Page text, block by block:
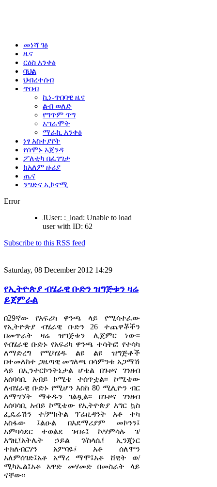
መነሻ ገፅ
ዜና
ርዕስ አንቀፅ
ባህል
ህብረተሰብ
ጥበብ
ኪነ-ጥበባዊ ዜና
ልብ ወለድ
የግጥም ጥግ
አግራሞት
ማራኪ አንቀፅ
ነፃ አስተያየት
የሰሞኑ አጀንዳ
ፖለቲካ በፈገግታ
ከአለም ዙሪያ
ጤና
ንግድና ኢኮኖሚ
Error
JUser: :_load: Unable to load
user with ID: 62
Subscribe to this RSS feed
Saturday, 08 December 2012 14:29
የኢትዮጵያ ብሄራዊ ቡድን ዝግጅቱን ዛሬ
ይጀምራል
በ29ኛው የአፍሪካ ዋንጫ ላይ የሚሳተፈው
የኢትዮጵያ ብሄራዊ ቡድን 26 ተጨዋቾችን
በመጥራት ዛሬ ዝግጅቱን ሊጀምር ነው፡፡
የብሄራዊ ቡድኑ የአፍሪካ ዋንጫ ተሳትፎ የተሳካ
ለማድረግ የሚካሄዱ ልዩ ልዩ ዝግጅቶች
በተመለከተ ጋዜጣዊ መግለጫ በሳምንቱ አጋማሽ
ላይ በኢንተርኮንትኔታል ሆቴል በጉዞና ገንዘብ
አሰባሳቢ አብይ ኮሚቴ ተሰጥቷል፡፡ ኮሚቴው
ለብሄራዊ ቡድኑ የሚሆን እስከ 80 ሚሊዮን ብር
ለማግኘት ማቀዱን ገልጿል፡፡ በጉዞና ገንዘብ
አሰባሳቢ አብይ ኮሚቴው የኢትዮጵያ እግር ኳስ
ፌዴሬሽን ተ/ምክትል ፕሬዚዳንት አቶ ተካ
አስፋው ፤ልዑል በእደማሪያም መኮንን፤
አምባሳደር ተወልደ ገብሩ፤ ኮ/ሃምሳሉ ገ/
እግዚ፤አትሌት ኃይል ገ/ስላሴ፤ ኢንጂነር
ተክለብርሃን አምባዬ፤ አቶ ሰለሞን
አለምሰገድ፤አቶ አማረ ማሞ፤አቶ ሸዊት ወ/
ሚካኤል፤አቶ አዋድ መሃመድ በመስራት ላይ
ናቸው፡፡